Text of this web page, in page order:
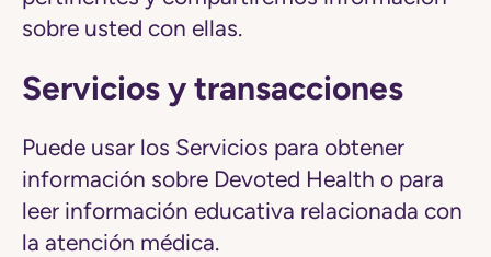
sobre usted con ellas.
Servicios y transacciones
Puede usar los Servicios para obtener
información sobre Devoted Health o para
leer información educativa relacionada con
la atención médica.